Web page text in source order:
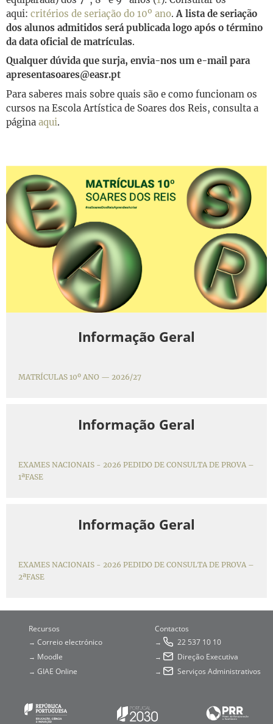
aqui: critérios de seriação do 10º ano.A lista de seriação
dos alunos admitidos será publicada logo após o término
da data oficial de matrículas.
Qualquer dúvida que surja, envia-nos um e-mail para
apresentasoares@easr.pt
Para saberes mais sobre quais são e como funcionam os
cursos na Escola Artística de Soares dos Reis, consulta a
página aqui.
Informação Geral
MATRÍCULAS 10º ANO — 2026/27
Informação Geral
EXAMES NACIONAIS - 2026 PEDIDO DE CONSULTA DE PROVA –
1ªFASE
Informação Geral
EXAMES NACIONAIS - 2026 PEDIDO DE CONSULTA DE PROVA –
2ªFASE
Recursos
→ Correio electrónico
→ Moodle
→ GIAE Online
Contactos
→ 22 537 10 10
→ Direção Executiva
→ Serviços Administrativos